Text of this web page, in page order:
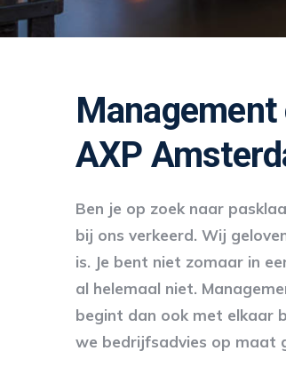
AXP
Ben je op zoek naar
bij ons verkeerd. Wij
is. Je bent niet zomaar in
al helemaal niet.
begint dan ook met elkaar
we bedrijfsadvies op maat